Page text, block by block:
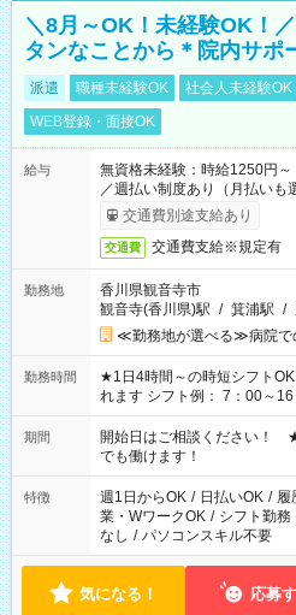
＼8月～OK！未経験OK！
タンなことから＊院内サポ
派遣 職種未経験OK 社会人未経験OK
WEB登録・面接OK
給与
無資格未経験：時給1250円
／週払い制度あり（月払いも
了次第のお支払いとなります。
交通費別途支給あり
交通費 交通費支給※規定有
勤務地
香川県観音寺市
観音寺(香川県)駅 / 箕浦駅 /
≪勤務地が選べる≫病院で
勤務時間
★1日4時間～の時短シフトOK ★都合に合わせてシフトが決めら
れます シフト例： 7：00～
18：00 11：00～20：00 など ※Wワークの場合、他のお仕事
合わせ週40時間超の就業は
週20時間以上勤務は社会保険
派遣法（日雇い派遣の原則禁
業はご案内が難しい場合があ
期間
開始日はご相談ください！
でも働けます！
特徴 週1日からOK / 日払いOK / 履
業・WワークOK / シフト勤務
なし / パソコンスキル不要
気になる！ 応募